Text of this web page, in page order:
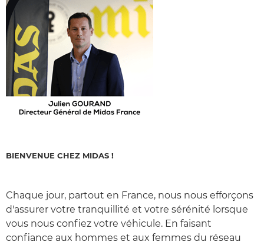
BIENVENUE CHEZ MIDAS !
Chaque jour, partout en France, nous nous efforçons
d'assurer votre tranquillité et votre sérénité lorsque
vous nous confiez votre véhicule. En faisant
confiance aux hommes et aux femmes du réseau